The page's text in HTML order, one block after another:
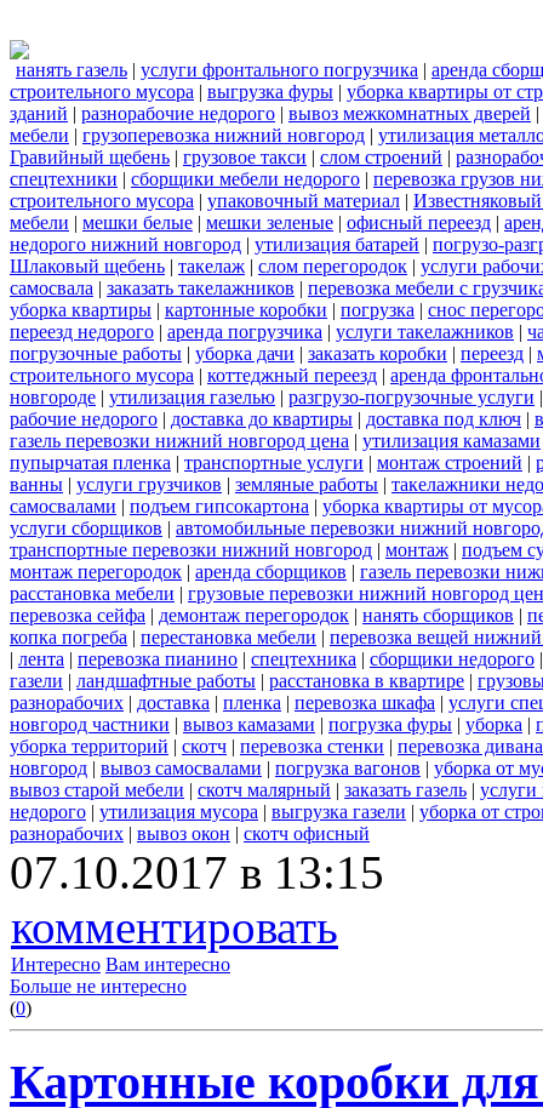
нанять газель | услуги фронтального погрузчика | аренда
строительного мусора | выгрузка фуры | уборка квартиры от
зданий | разнорабочие недорого | вывоз межкомнатных дверей |
мебели | грузоперевозка нижний новгород | утилизация
Гравийный щебень | грузовое такси | слом строений |
спецтехники | сборщики мебели недорого | перевозка грузов
строительного мусора | упаковочный материал |
мебели | мешки белые | мешки зеленые | офисный переезд |
недорого нижний новгород | утилизация батарей | погрузо-
Шлаковый щебень | такелаж | слом перегородок | услуги
самосвала | заказать такелажников | перевозка мебели с
уборка квартиры | картонные коробки | погрузка | снос
переезд недорого | аренда погрузчика | услуги такелажников |
погрузочные работы | уборка дачи | заказать коробки | переезд |
строительного мусора | коттеджный переезд | аренда
новгороде | утилизация газелью | разгрузо-погрузочные услуги
рабочие недорого | доставка до квартиры | доставка под ключ |
газель перевозки нижний новгород цена | утилизация камазами
пупырчатая пленка | транспортные услуги | монтаж строений |
ванны | услуги грузчиков | земляные работы | такелажники
самосвалами | подъем гипсокартона | уборка квартиры от
услуги сборщиков | автомобильные перевозки нижний
транспортные перевозки нижний новгород | монтаж | подъем
монтаж перегородок | аренда сборщиков | газель перевозки
расстановка мебели | грузовые перевозки нижний новгород
перевозка сейфа | демонтаж перегородок | нанять сборщиков |
копка погреба | перестановка мебели | перевозка вещей
| лента | перевозка пианино | спецтехника | сборщики недорого
газели | ландшафтные работы | расстановка в квартире |
разнорабочих | доставка | пленка | перевозка шкафа | услуги
новгород частники | вывоз камазами | погрузка фуры | уборка |
уборка территорий | скотч | перевозка стенки | перевозка дивана
новгород | вывоз самосвалами | погрузка вагонов | уборка от
вывоз старой мебели | скотч малярный | заказать газель | услуги
недорого | утилизация мусора | выгрузка газели | уборка от
разнорабочих | вывоз окон | скотч офисный
07.10.2017 в 13:15
комментировать
Интересно Вам интересно
Больше не интересно
(0)
Картонные коробки для